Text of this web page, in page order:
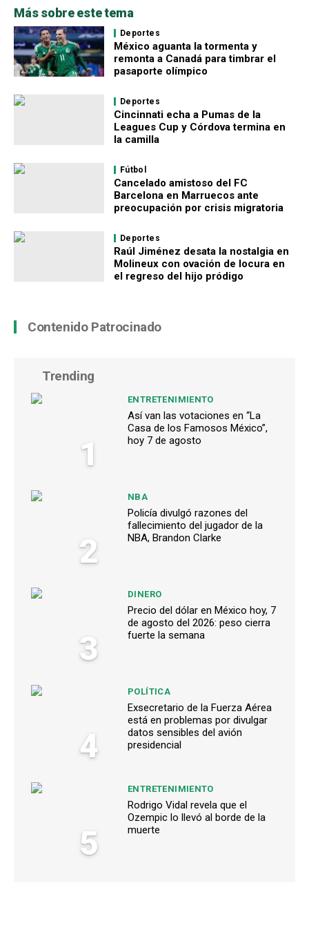
Más sobre este tema
Deportes
México aguanta la tormenta y
remonta a Canadá para timbrar el
pasaporte olímpico
Deportes
Cincinnati echa a Pumas de la
Leagues Cup y Córdova termina en
la camilla
Fútbol
Cancelado amistoso del FC
Barcelona en Marruecos ante
preocupación por crisis migratoria
Deportes
Raúl Jiménez desata la nostalgia en
Molineux con ovación de locura en
el regreso del hijo pródigo
Contenido Patrocinado
Trending
1
ENTRETENIMIENTO
Así van las votaciones en “La
Casa de los Famosos México”,
hoy 7 de agosto
2
NBA
Policía divulgó razones del
fallecimiento del jugador de la
NBA, Brandon Clarke
3
DINERO
Precio del dólar en México hoy, 7
de agosto del 2026: peso cierra
fuerte la semana
4
POLÍTICA
Exsecretario de la Fuerza Aérea
está en problemas por divulgar
datos sensibles del avión
presidencial
5
ENTRETENIMIENTO
Rodrigo Vidal revela que el
Ozempic lo llevó al borde de la
muerte